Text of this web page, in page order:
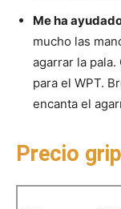
Me ha
mucho las
agarrar la
para el WPT.
encanta el
Precio